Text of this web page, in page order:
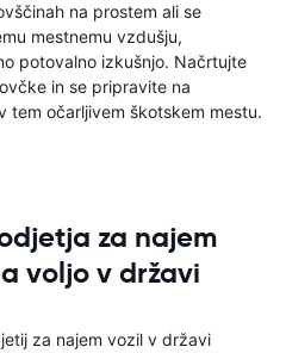
na prostem ali se
mestnemu vzdušju,
potovalno izkušnjo. Načrtujte
in se pripravite na
tem očarljivem škotskem mestu.
za najem
voljo v državi
za najem vozil v državi